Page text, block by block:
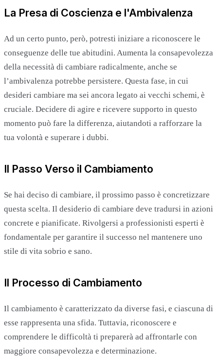
La Presa di Coscienza e l'Ambivalenza
Ad un certo punto, però, potresti iniziare a riconoscere le
conseguenze delle tue abitudini. Aumenta la consapevolezza
della necessità di cambiare radicalmente, anche se
l’ambivalenza potrebbe persistere. Questa fase, in cui
desideri cambiare ma sei ancora legato ai vecchi schemi, è
cruciale. Decidere di agire e ricevere supporto in questo
momento può fare la differenza, aiutandoti a rafforzare la
tua volontà e superare i dubbi.
Il Passo Verso il Cambiamento
Se hai deciso di cambiare, il prossimo passo è concretizzare
questa scelta. Il desiderio di cambiare deve tradursi in azioni
concrete e pianificate. Rivolgersi a professionisti esperti è
fondamentale per garantire il successo nel mantenere uno
stile di vita sobrio e sano.
Il Processo di Cambiamento
Il cambiamento è caratterizzato da diverse fasi, e ciascuna di
esse rappresenta una sfida. Tuttavia, riconoscere e
comprendere le difficoltà ti preparerà ad affrontarle con
maggiore consapevolezza e determinazione.